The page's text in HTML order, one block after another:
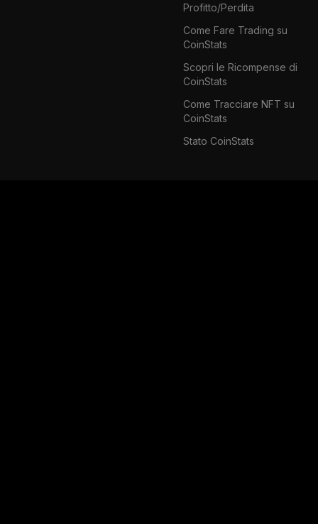
Profitto/Perdita
Come Fare Trading su
CoinStats
Scopri le Ricompense di
CoinStats
Come Tracciare NFT su
CoinStats
Stato CoinStats